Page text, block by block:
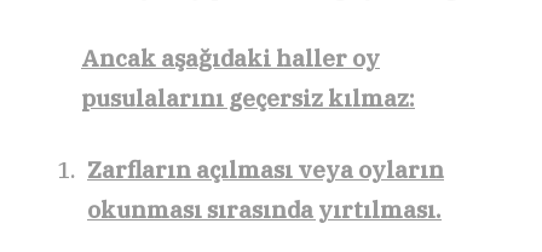
Ancak aşağıdaki haller oy
pusulalarını geçersiz kılmaz:
Zarfların açılması veya oyların
okunması sırasında yırtılması.